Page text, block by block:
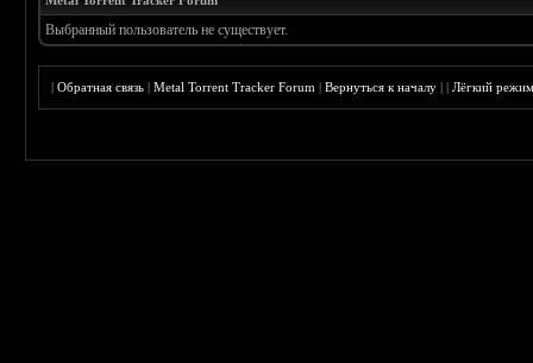
Выбранный пользователь не существует.
|Обратная связь |Metal Torrent Tracker Forum |Вернуться к началу ||Лёгкий